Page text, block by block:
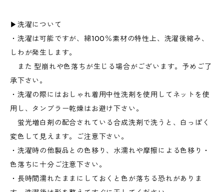
▶洗濯について
・洗濯は可能ですが、綿100％素材の特性上、洗濯後縮み、
しわが発生します。
また 型崩れや色落ちが生じる場合がございます。予めご了
承下さい。
・洗濯の際にはおしゃれ着用中性洗剤を使用してネットを使
用し、タンブラー乾燥はお避け下さい。
蛍光増白剤の配合されている合成洗剤で洗うと、白っぽく
変色して見えます。ご注意下さい。
・洗濯時の他製品との色移り、水濡れや摩擦による色移り・
色落ちに十分ご注意下さい。
・長時間濡れたままにしておくと色が落ちる恐れがありま